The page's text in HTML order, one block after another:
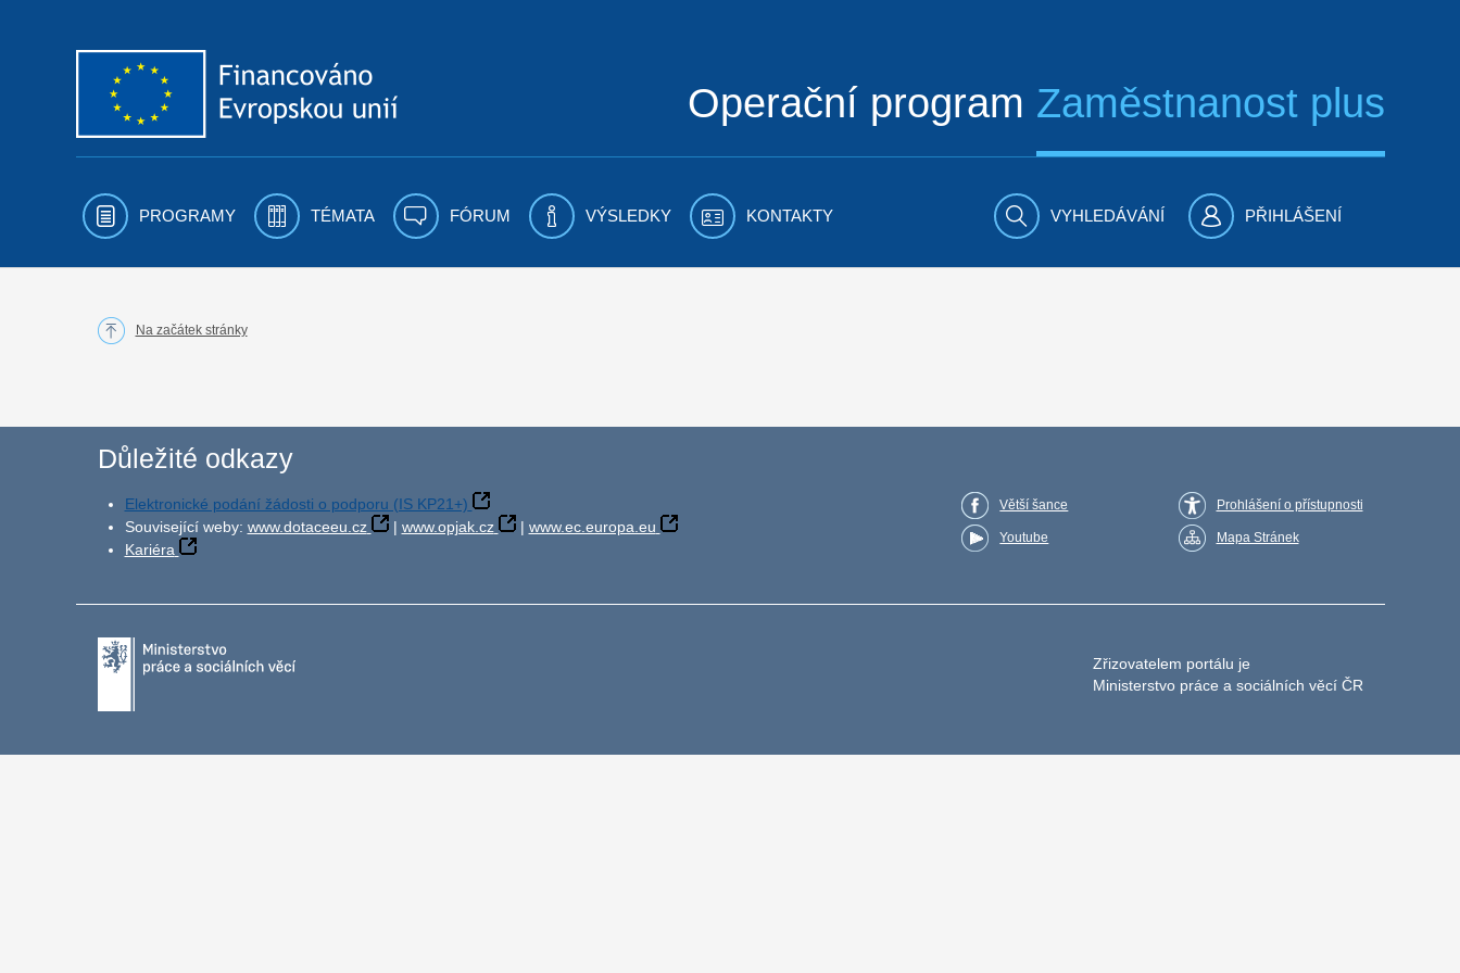
Operační program Zaměstnanost plus
PROGRAMY TÉMATA FÓRUM VÝSLEDKY KONTAKTY VYHLEDÁVÁNÍ PŘIHLÁŠENÍ
Na začátek stránky
Důležité odkazy
Elektronické podání žádosti o podporu (IS KP21+)
Související weby: www.dotaceeu.cz | www.opjak.cz | www.ec.europa.eu
Kariéra
Větší šance
Youtube
Prohlášení o přístupnosti
Mapa Stránek
Zřizovatelem portálu je
Ministerstvo práce a sociálních věcí ČR